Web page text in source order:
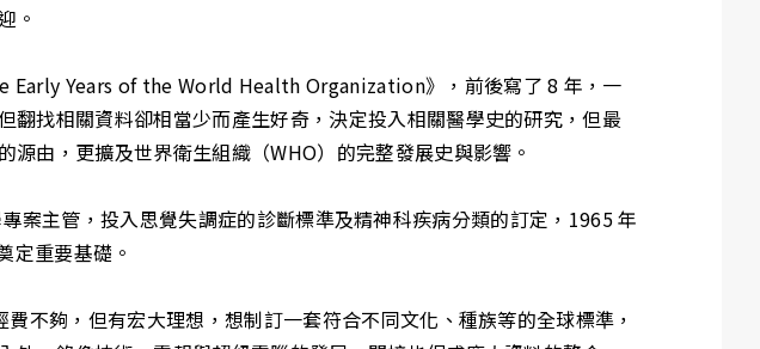
。
Years of the World Health Organization》，前後寫了 8 年，一
找相關資料卻相當少而產生好奇，決定投入相關醫學史的研究，但最
由，更擴及世界衛生組織（WHO）的完整發展史與影響。
案主管，投入思覺失調症的診斷標準及精神科疾病分類的訂定，1965 年
定重要基礎。
不夠，但有宏大理想，想制訂一套符合不同文化、種族等的全球標準，